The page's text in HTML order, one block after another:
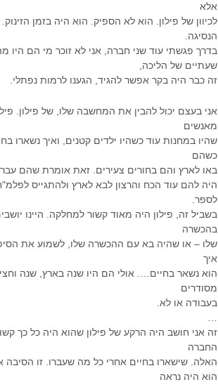
אלא
לכיוון של פילון. הוא לא הספיק. הוא היה בזמן
הנסיגה.
בדרך פגשתי עוד שני חברה, אני לא זוכר מי הם היו
שעתיים של הליכה,
זה כבר היה בקר אפשר להגיד, הגענו לרמות נפתלי.
אני בעצם יכול להבין את המחשבה שלו, של פילון.
מאנשים
שהיו במחנות עוד כשהיו ילדים קטנים, ואיך נשארו
כשהם
באו לארץ והם בחורים צעירים. זאת אומרת שהם
היה להם עוד הכח והרצון לבא לארץ ולהתגייס
לספר.
בשביל זה, פילון היה מאוד קשור למחלקה. היינו
בהכשרה
שלו – או שהיה בא עם ההכשרה שלו, לשמוע את
איך
הוא נשאר בחיים…. אולי הם היו שנה בארץ, שנה
מסודרים
בעבודה או לא.
זה אני חושב היה הרקע של פילון שהוא היה כל כך
החברה
האלה. שישארו בחיים אחרי כל מה שעברו. זו הסיבה
הוא היה נראה